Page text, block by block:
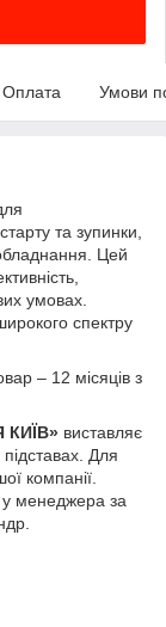
Оплата Умови
та зупинки,
Цей
умовах.
спектру
– 12 місяців з
виставляє
Для
компанії.
у менеджера за